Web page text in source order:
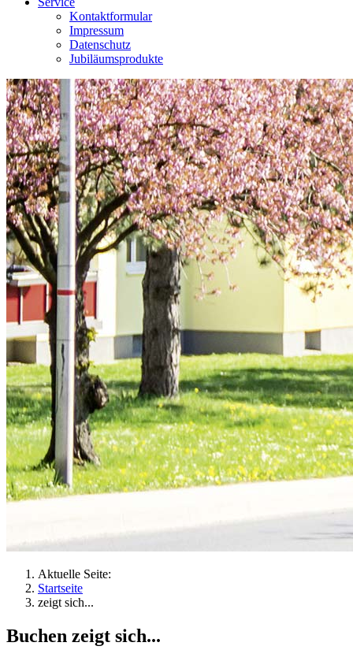
Kontaktformular
Impressum
Datenschutz
Jubiläumsprodukte
Aktuelle Seite:
Startseite
zeigt sich...
Buchen zeigt sich...